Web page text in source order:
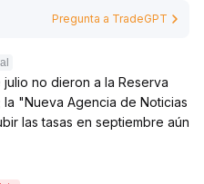
Pregunta a TradeGPT
no dieron a la Reserva
"Nueva Agencia de Noticias
las tasas en septiembre aún